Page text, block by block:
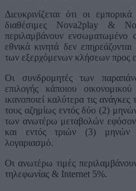
Διευκρινίζεται ότι οι
διαθέσιμες Nova2play &
περιλαμβάνουν ενσωματωμένο
εθνικά κινητά δεν
των εξερχόμενων κλήσεων προς
Οι συνδρομητές των
επιλογής κάποιου
ικανοποιεί καλύτερα τις
τους αζημίως εντός δύο (2)
των ανωτέρω μεταβολών
και εντός τριών (3) μηνών
λογαριασμό.
Οι ανωτέρω τιμές
τηλεφωνίας & Internet 5%.